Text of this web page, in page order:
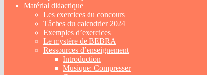
Matérial didactique
Les exercices du concours
Tâches du calendrier 2024
Exemples d’exercices
Le mystère de BEBRA
Ressources d’enseignement
Introduction
Musique: Compresser